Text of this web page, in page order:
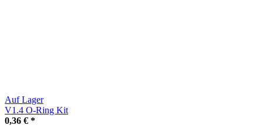
Auf Lager
V1.4 O-Ring Kit
0,36 € *